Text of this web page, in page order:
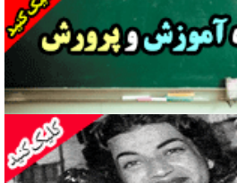
+ گفت‌وگو با متهم
رمضان/ پیکر بی‌سر شهید را از